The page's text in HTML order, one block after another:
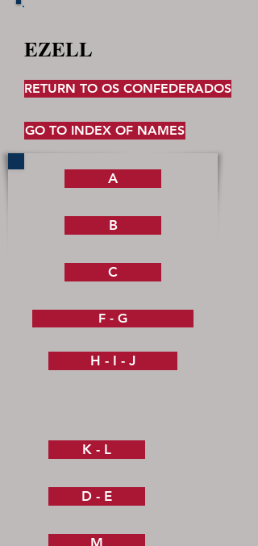
EZELL
RETURN TO OS CONFEDERADOS
GO TO INDEX OF NAMES
A
B
C
F - G
H - I - J
K - L
D - E
M